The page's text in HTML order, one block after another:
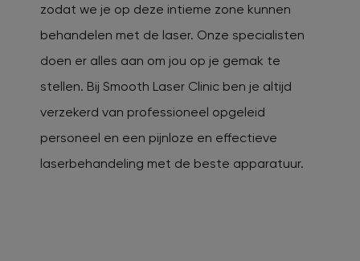
zodat we je op deze intieme zone kunnen
behandelen met de laser. Onze specialisten
doen er alles aan om jou op je gemak te
stellen. Bij Smooth Laser Clinic ben je altijd
verzekerd van professioneel opgeleid
personeel en een pijnloze en effectieve
laserbehandeling met de beste apparatuur.